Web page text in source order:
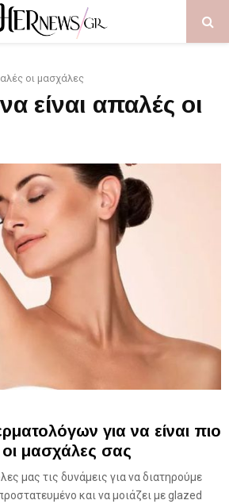
οι μασχάλες
είναι απαλές οι
για να είναι πιο
μασχάλες σας
μας τις δυνάμεις για να διατηρούμε
και να μοιάζει με glazed